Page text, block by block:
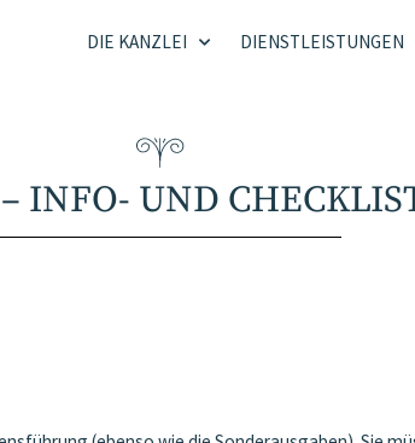
DIE KANZLEI DIENSTLEISTUNGEN
INFO- UND